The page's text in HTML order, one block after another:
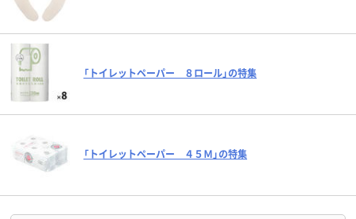
「トイレットペーパー ８ロール」の特集
「トイレットペーパー ４５Ｍ」の特集